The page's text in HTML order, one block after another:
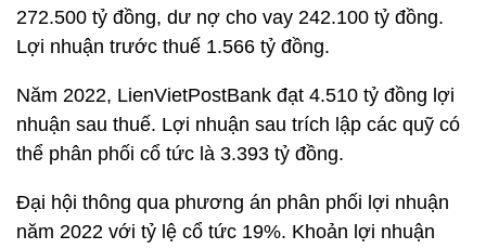
272.500 tỷ đồng, dư nợ cho vay 242.100 tỷ đồng.
Lợi nhuận trước thuế 1.566 tỷ đồng.
Năm 2022, LienVietPostBank đạt 4.510 tỷ đồng lợi
nhuận sau thuế. Lợi nhuận sau trích lập các quỹ có
thể phân phối cổ tức là 3.393 tỷ đồng.
Đại hội thông qua phương án phân phối lợi nhuận
năm 2022 với tỷ lệ cổ tức 19%. Khoản lợi nhuận